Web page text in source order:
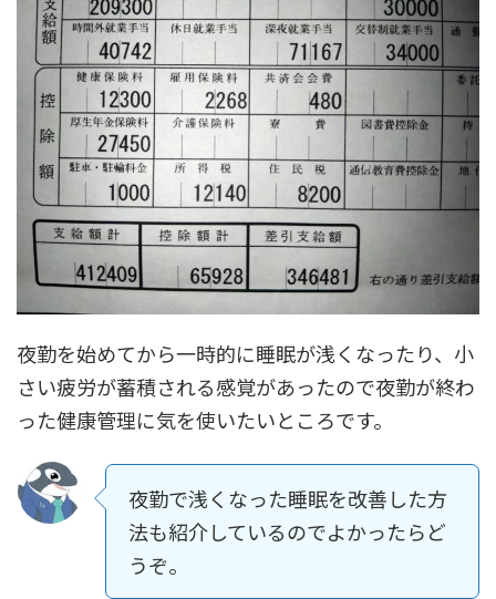
夜勤を始めてから一時的に睡眠が浅くなったり、小
さい疲労が蓄積される感覚があったので夜勤が終わ
った健康管理に気を使いたいところです。
夜勤で浅くなった睡眠を改善した方
法も紹介しているのでよかったらど
うぞ。